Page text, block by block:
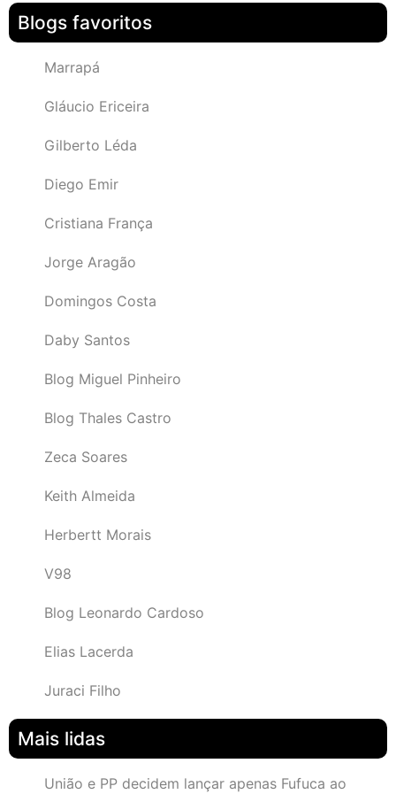
Blogs favoritos
Marrapá
Gláucio Ericeira
Gilberto Léda
Diego Emir
Cristiana França
Jorge Aragão
Domingos Costa
Daby Santos
Blog Miguel Pinheiro
Blog Thales Castro
Zeca Soares
Keith Almeida
Herbertt Morais
V98
Blog Leonardo Cardoso
Elias Lacerda
Juraci Filho
Mais lidas
União e PP decidem lançar apenas Fufuca ao